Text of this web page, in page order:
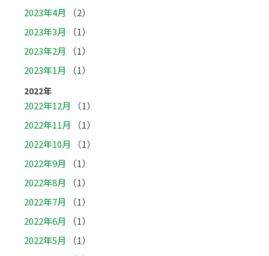
2023年4月
（2）
2023年3月
（1）
2023年2月
（1）
2023年1月
（1）
2022年
2022年12月
（1）
2022年11月
（1）
2022年10月
（1）
2022年9月
（1）
2022年8月
（1）
2022年7月
（1）
2022年6月
（1）
2022年5月
（1）